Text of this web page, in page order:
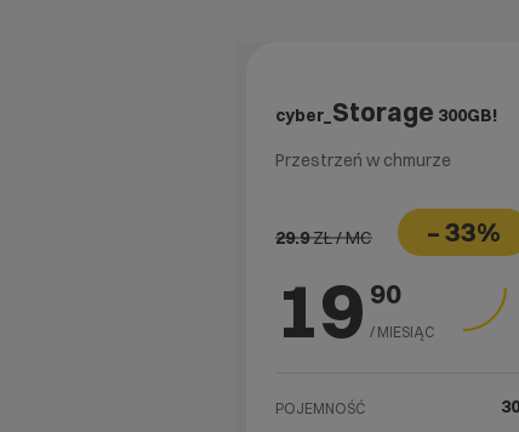
cyber_ Storage 300GB!
Przestrzeń w chmurze
29.9ZŁ / MC – 33%
19 90
/ MIESIĄC
POJEMNOŚĆ